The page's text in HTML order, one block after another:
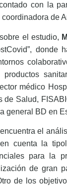
con la
coordinadora de
el estudio,
donde
médico
de Salud,
general BD en
el
cuenta la
para la
de gran
de los